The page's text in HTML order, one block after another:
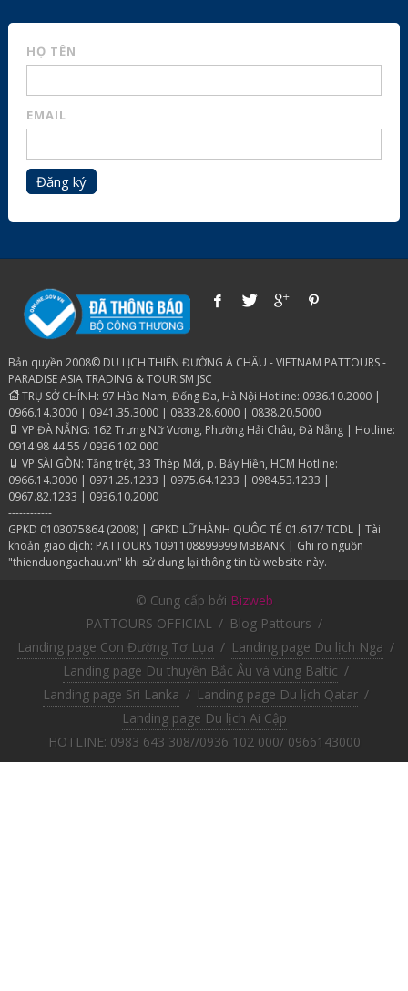
HỌ TÊN
EMAIL
Đăng ký
Bản quyền 2008© DU LỊCH THIÊN ĐƯỜNG Á CHÂU - VIETNAM PATTOURS -
PARADISE ASIA TRADING & TOURISM JSC
TRỤ SỞ CHÍNH: 97 Hào Nam, Đống Đa, Hà Nội Hotline: 0936.10.2000 |
0966.14.3000 | 0941.35.3000 | 0833.28.6000 | 0838.20.5000
VP ĐÀ NẴNG: 162 Trưng Nữ Vương, Phường Hải Châu, Đà Nẵng | Hotline:
0914 98 44 55 / 0936 102 000
VP SÀI GÒN: Tầng trệt, 33 Thép Mới, p. Bảy Hiền, HCM Hotline:
0966.14.3000 | 0971.25.1233 | 0975.64.1233 | 0984.53.1233 |
0967.82.1233 | 0936.10.2000
------------
GPKD 0103075864 (2008) | GPKD LỮ HÀNH QUÔC TẾ 01.617/ TCDL | Tài
khoản giao dịch: PATTOURS 1091108899999 MBBANK | Ghi rõ nguồn
"thienduongachau.vn" khi sử dụng lại thông tin từ website này.
© Cung cấp bởi Bizweb
PATTOURS OFFICIAL / Blog Pattours /
Landing page Con Đường Tơ Lụa / Landing page Du lịch Nga /
Landing page Du thuyền Bắc Âu và vùng Baltic /
Landing page Sri Lanka / Landing page Du lịch Qatar /
Landing page Du lịch Ai Cập
HOTLINE: 0983 643 308//0936 102 000/ 0966143000